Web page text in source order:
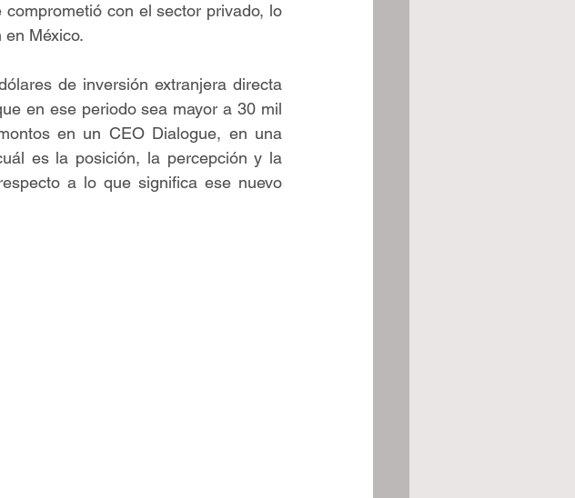
con el sector privado, lo
México.
de inversión extranjera directa
en ese periodo sea mayor a 30 mil
en un CEO Dialogue, en una
es la posición, la percepción y la
a lo que significa ese nuevo